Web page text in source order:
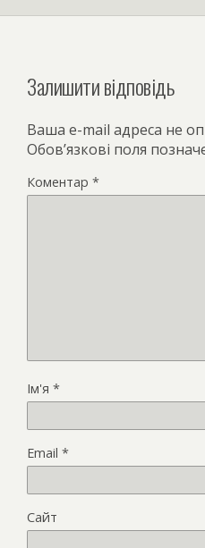
Залишити відповідь
Ваша e-mail адреса не
Обов’язкові поля
Коментар *
Ім'я *
Email *
Сайт